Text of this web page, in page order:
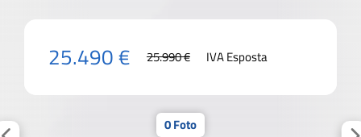
25.490 € 25.990 € IVA Esposta
0 Foto